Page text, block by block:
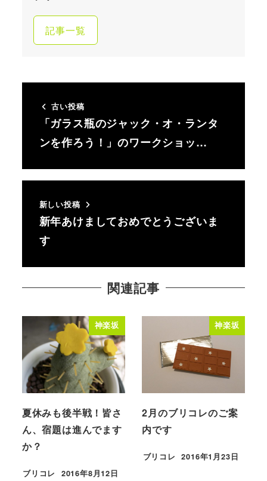
記事一覧
古い投稿
「ガラス瓶のジャック・オ・ランタ
ンを作ろう！」のワークショッ…
新しい投稿
新年あけましておめでとうございま
す
関連記事
神楽坂
夏休みも後半戦！皆さ
ん、宿題は進んでます
か？
ブリコレ 2016年8月12日
神楽坂
2月のブリコレのご案
内です
ブリコレ
投稿日
2016年1月23日